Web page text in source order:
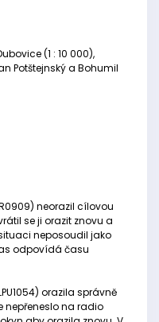
(1 : 10 000),
Potštejnský a Bohumil
neorazil cílovou
se ji orazit znovu a
neposoudil jako
odpovídá času
orazila správně
nepřeneslo na radio